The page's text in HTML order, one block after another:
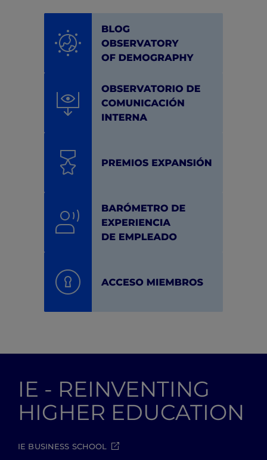
IE - REINVENTING
HIGHER EDUCATION
IE BUSINESS SCHOOL